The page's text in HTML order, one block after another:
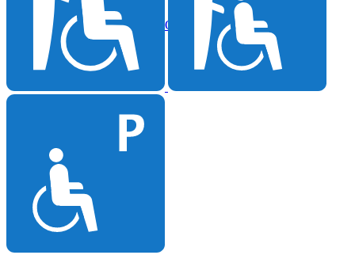
Fermeture annuelle des quais d’Ouchy et de Belgique